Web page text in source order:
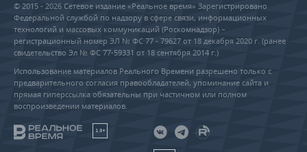
© 2015 - 2026 Сетевое издание «Реальное время» Зарегистрировано
Федеральной службой по надзору в сфере связи, информационных
технологий и массовых коммуникаций (Роскомнадзор) –
регистрационный номер ЭЛ № ФС 77 - 79627 от 18 декабря 2020 г. (ранее
свидетельство Эл № ФС 77-59331 от 18 сентября 2014 г.)
Использование материалов Реального Времени разрешено только с
предварительного согласия правообладателей, упоминание сайта и
прямая гиперссылка обязательны при частичном или полном
воспроизведении материалов.
18+